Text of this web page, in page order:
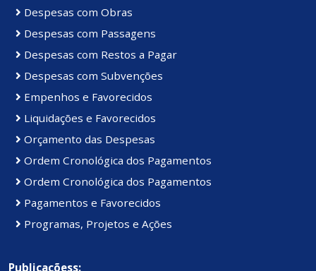
Despesas com Obras
Despesas com Passagens
Despesas com Restos a Pagar
Despesas com Subvenções
Empenhos e Favorecidos
Liquidações e Favorecidos
Orçamento das Despesas
Ordem Cronológica dos Pagamentos
Ordem Cronológica dos Pagamentos
Pagamentos e Favorecidos
Programas, Projetos e Ações
Publicaçõess: